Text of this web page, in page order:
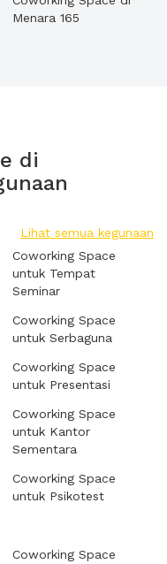
Menara 165
di
Lihat semua kegunaan
Coworking Space
untuk Tempat
Seminar
Coworking Space
untuk Serbaguna
Coworking Space
untuk Presentasi
Coworking Space
untuk Kantor
Sementara
Coworking Space
untuk Psikotest
Coworking Space